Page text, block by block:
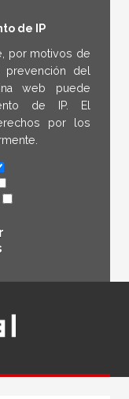
de IP
por motivos de
del
web puede
de IP. El
por los